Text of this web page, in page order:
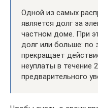
Одной из самых
является долг за
частном доме. При
долг или больше: по
прекращает
неуплаты в течение
предварительного